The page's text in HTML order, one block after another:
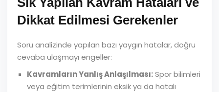
Dikkat Edilmesi Gerekenler
Soru analizinde yapılan bazı yaygın hatalar, doğru
cevaba ulaşmayı engeller:
Kavramların Yanlış Anlaşılması:Spor bilimleri
veya eğitim terimlerinin eksik ya da hatalı